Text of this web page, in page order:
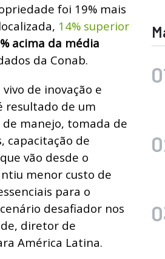
foi 19% mais
14% superior
acima da média
da Conab.
de inovação e
resultado de um
manejo, tomada de
capacitação de
vão desde o
menor custo de
para o
desafiador nos
diretor de
América Latina.